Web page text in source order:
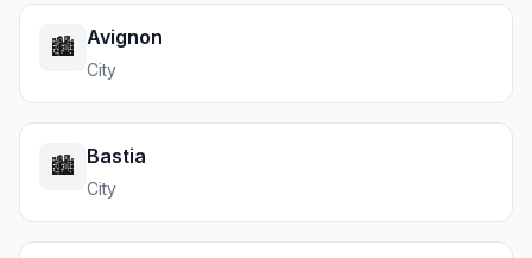
🏙️ Avignon
City
🏙️ Bastia
City